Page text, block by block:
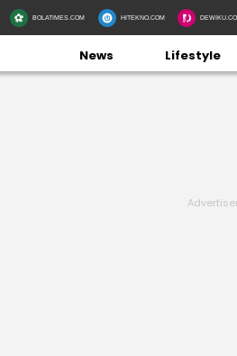
BOLATIMES.COM HITEKNO.COM
News Lifestyle